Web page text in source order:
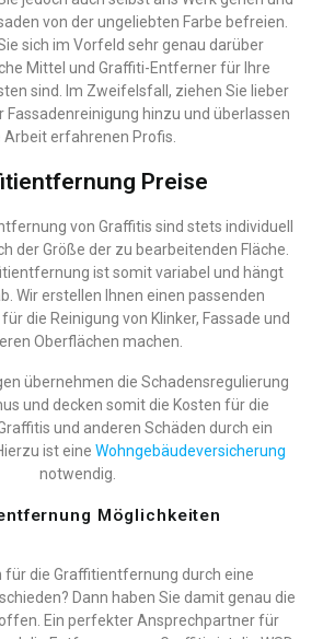
von der ungeliebten Farbe befreien.
sich im Vorfeld sehr genau darüber
Mittel und Graffiti-Entferner für Ihre
sind. Im Zweifelsfall, ziehen Sie lieber
Fassadenreinigung hinzu und überlassen
Arbeit erfahrenen Profis.
Preise
von Graffitis sind stets individuell
der Größe der zu bearbeitenden Fläche.
ist somit variabel und hängt
Wir erstellen Ihnen einen passenden
die Reinigung von Klinker, Fassade und
Oberflächen machen.
übernehmen die Schadensregulierung
und decken somit die Kosten für die
und anderen Schäden durch ein
ist eine Wohngebäudeversicherung
notwendig.
Möglichkeiten
für die Graffitientfernung durch eine
Dann haben Sie damit genau die
Ein perfekter Ansprechpartner für